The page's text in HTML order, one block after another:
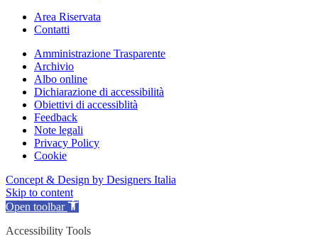
Area Riservata
Contatti
Amministrazione Trasparente
Archivio
Albo online
Dichiarazione di accessibilità
Obiettivi di accessiblità
Feedback
Note legali
Privacy Policy
Cookie
Concept & Design by Designers Italia
Skip to content
Open toolbar
Accessibility Tools